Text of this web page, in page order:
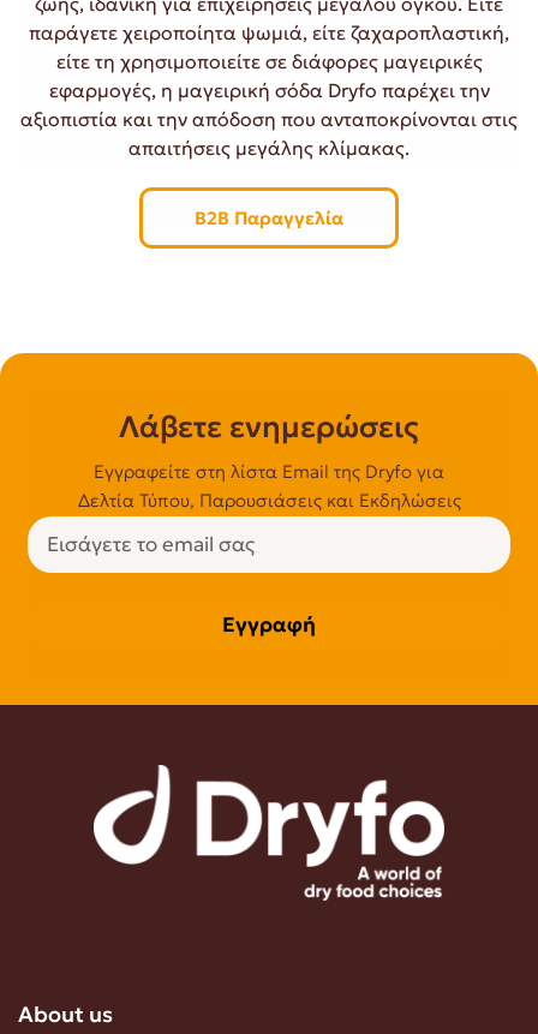
παράγετε χειροποίητα ψωμιά, είτε ζαχαροπλαστική,
είτε τη χρησιμοποιείτε σε διάφορες μαγειρικές
εφαρμογές, η μαγειρική σόδα Dryfo παρέχει την
αξιοπιστία και την απόδοση που ανταποκρίνονται στις
απαιτήσεις μεγάλης κλίμακας.
B2B Παραγγελία
Λάβετε ενημερώσεις
Εγγραφείτε στη λίστα Email της Dryfo για
Δελτία Τύπου, Παρουσιάσεις και Εκδηλώσεις
Εγγραφή
About us